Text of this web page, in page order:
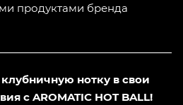
продуктами бренда
нотку в свои
с AROMATIC HOT BALL!